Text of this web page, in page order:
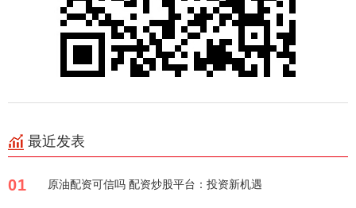
最近发表
01 原油配资可信吗 配资炒股平台：投资新机遇